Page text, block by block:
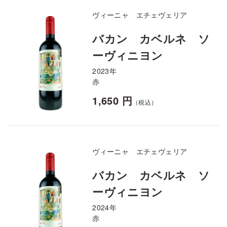
ヴィーニャ エチェヴェリア
バカン カベルネ ソ
ーヴィニヨン
2023年
赤
1,650 円 （税込）
ヴィーニャ エチェヴェリア
バカン カベルネ ソ
ーヴィニヨン
2024年
赤